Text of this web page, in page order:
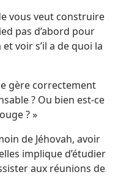
vous veut construire
pas d’abord pour
voir s’il a de quoi la
gère correctement
? Ou bien est-ce
? »
de Jéhovah, avoir
implique d’étudier
aux réunions de